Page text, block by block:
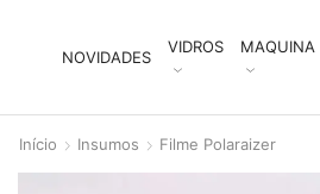
NOVIDADES
VIDROS MAQUINA
Início Insumos Filme Polaraizer